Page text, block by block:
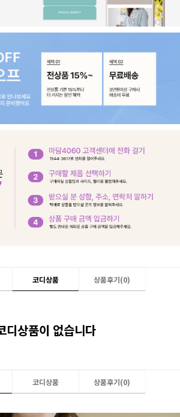
코디상품 상품후기(0)
디상품이 없습니다
코디상품 상품후기(0)